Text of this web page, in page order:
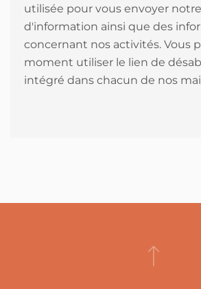
utilisée pour vous envoyer
d'information ainsi que des
concernant nos activités. Vous
moment utiliser le lien de
intégré dans chacun de nos